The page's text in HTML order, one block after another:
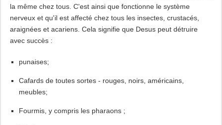
la même chez tous. C'est ainsi que fonctionne le système
nerveux et qu'il est affecté chez tous les insectes, crustacés,
araignées et acariens. Cela signifie que Desus peut détruire
avec succès :
punaises;
Cafards de toutes sortes - rouges, noirs, américains,
meubles;
Fourmis, y compris les pharaons ;